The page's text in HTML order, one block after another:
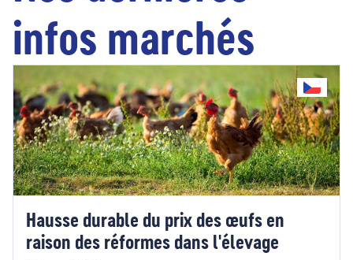
infos marchés
Hausse durable du prix des œufs en
raison des réformes dans l'élevage